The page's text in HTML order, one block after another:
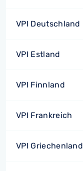
VPI Deutschland
VPI Estland
VPI Finnland
VPI Frankreich
VPI Griechenland